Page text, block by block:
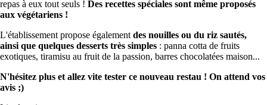
repas à eux tout seuls ! Des recettes spéciales sont même proposés
aux végétariens !
L'établissement propose également des nouilles ou du riz sautés,
ainsi que quelques desserts très simples : panna cotta de fruits
exotiques, tiramisu au fruit de la passion, barres chocolatées maison...
N'hésitez plus et allez vite tester ce nouveau restau ! On attend vos
avis ;)